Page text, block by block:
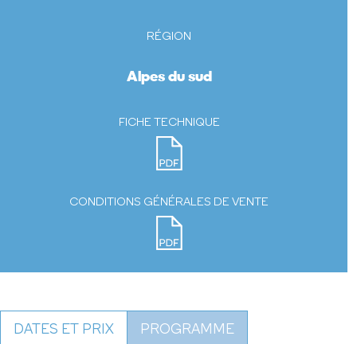
RÉGION
Alpes du sud
FICHE TECHNIQUE
CONDITIONS GÉNÉRALES DE VENTE
DATES ET PRIX PROGRAMME